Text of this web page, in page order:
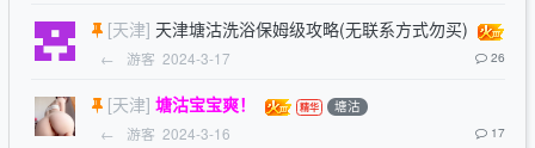
[天津] 天津塘沽洗浴保姆级攻略(无联系方式勿买)
← 游客 2024-3-17 26
[天津] 塘沽宝宝爽！ 塘沽
← 游客 2024-3-16 17